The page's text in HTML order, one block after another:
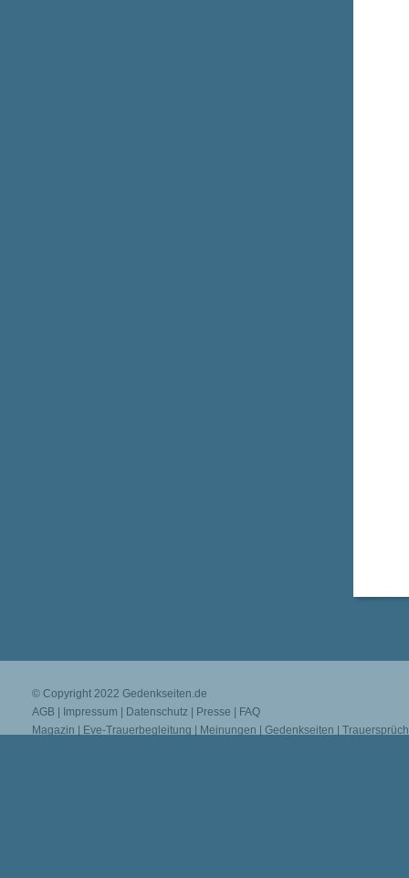
© Copyright 2022 Gedenkseiten.de
AGB
Impressum Datenschutz Presse
FAQ
Magazin
Eve-Trauerbegleitung Meinungen Gedenkseiten